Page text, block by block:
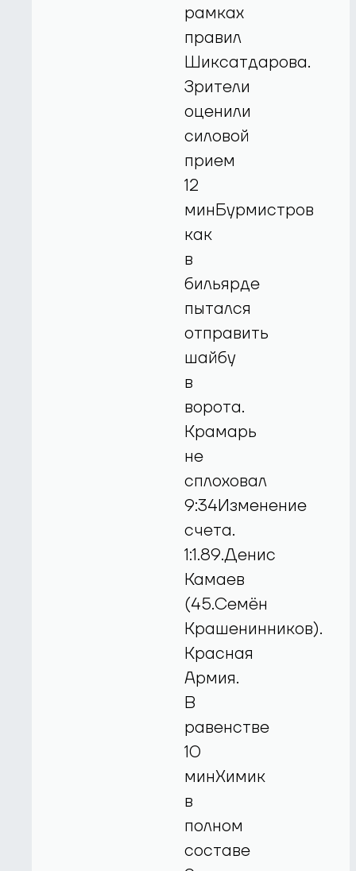
рамках
правил
Шиксатдарова.
Зрители
оценили
силовой
прием
12
минБурмистров
как
в
бильярде
пытался
отправить
шайбу
в
ворота.
Крамарь
не
сплоховал
9:34Изменение
счета.
1:1.89.Денис
Камаев
(45.Семён
Крашенинников).
Красная
Армия.
В
равенстве
10
минХимик
в
полном
составе